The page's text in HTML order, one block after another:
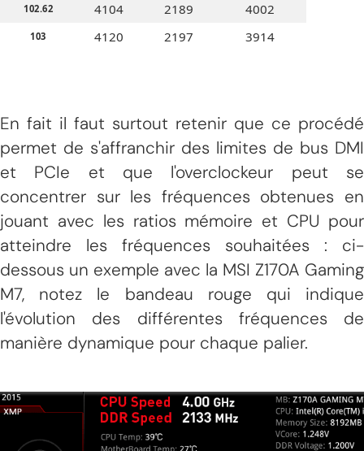
102.62 4104 2189 4002
103 4120 2197 3914
En fait il faut surtout retenir que ce procédé
permet de s'affranchir des limites de bus DMI
et PCIe et que l'overclockeur peut se
concentrer sur les fréquences obtenues en
jouant avec les ratios mémoire et CPU pour
atteindre les fréquences souhaitées : ci-
dessous un exemple avec la MSI Z170A Gaming
M7, notez le bandeau rouge qui indique
l'évolution des différentes fréquences de
manière dynamique pour chaque palier.